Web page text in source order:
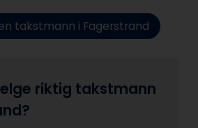
takstmann i Fagerstrand
riktig takstmann